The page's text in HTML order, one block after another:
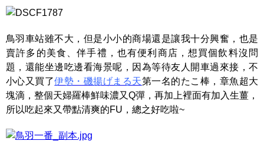
鳥羽車站雖不大，但是小小的商場還是讓我十分興奮，也是
賣許多的美食、伴手禮，也有便利商店，想買個飲料沒問
題，還能坐邊吃邊看海景呢，因為等待友人開車過來接，不
小心又買了伊勢・磯揚げまる天第一名的たこ棒，章魚超大
塊滴，整個天婦羅棒鮮味濃又Q彈，再加上裡面有加入生薑，
所以吃起來又帶點清爽的FU，總之好吃啦~